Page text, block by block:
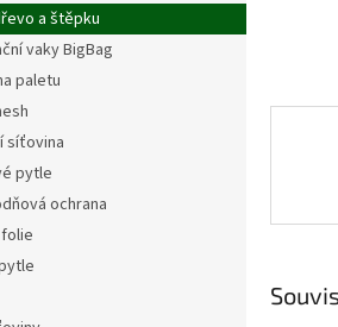
a štěpku
vaky BigBag
paletu
síťovina
pytle
ochrana